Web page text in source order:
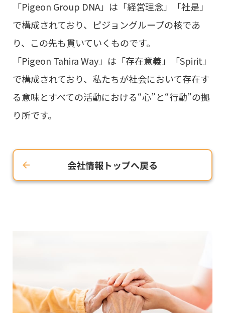
「Pigeon Group DNA」は「経営理念」「社是」
で構成されており、ピジョングループの核であ
り、この先も貫いていくものです。
「Pigeon Tahira Way」は「存在意義」「Spirit」
で構成されており、私たちが社会において存在す
る意味とすべての活動における“心”と“行動”の拠
り所です。
会社情報トップへ戻る